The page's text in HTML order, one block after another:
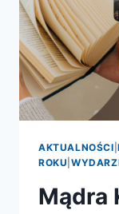
AKTUALNOŚCI |
ROKU
Mądra